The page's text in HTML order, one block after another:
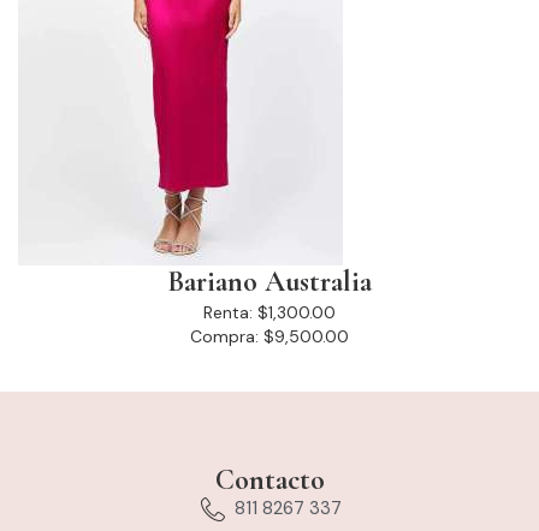
Bariano Australia
Renta: $1,300.00
Compra: $9,500.00
Contacto
811 8267 337